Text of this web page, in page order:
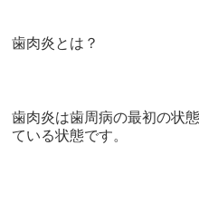
歯肉炎とは？
歯肉炎は歯周病の最初の状
ている状態です。